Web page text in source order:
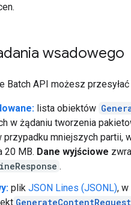
wsadowego
Batch API możesz
lista obiektów
w żądaniu tworzenia
mniejszych partii,
20 MB. Dane wyjściowe
.
plik JSON Lines (JSONL),
GenerateContentRequest